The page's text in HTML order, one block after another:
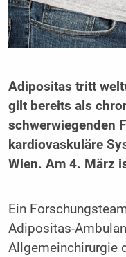
Adipositas tritt
gilt bereits als
schwerwiegenden
kardiovaskuläre
Wien. Am 4. März
Ein
Adipositas-
Allgemeinchirurgie